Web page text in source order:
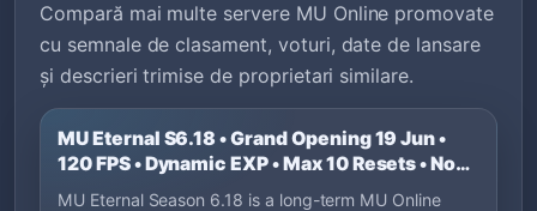
Compară mai multe servere MU Online promovate
cu semnale de clasament, voturi, date de lansare
și descrieri trimise de proprietari similare.
MU Eternal S6.18 • Grand Opening 19 Jun •
120 FPS • Dynamic EXP • Max 10 Resets • No
P2W
MU Eternal Season 6.18 is a long-term MU Online